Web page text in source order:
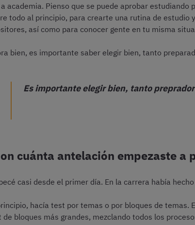
academia. Pienso que se puede aprobar
todo al principio, para crearte una rutina de
así como para conocer gente en tu misma
bien, es importante saber elegir bien, tanto
Es importante elegir bien, tanto
cuánta antelación empezaste a
casi desde el primer día. En la carrera había
hacía test por temas o por bloques de temas.
de bloques más grandes, mezclando todos los